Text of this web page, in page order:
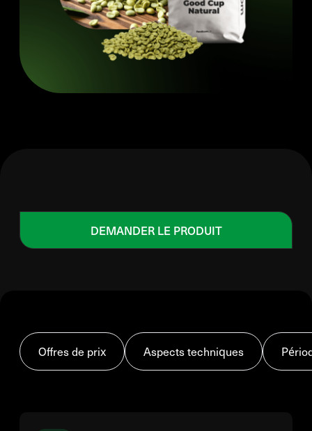
DEMANDER LE PRODUIT
Offres de prix Aspects techniques